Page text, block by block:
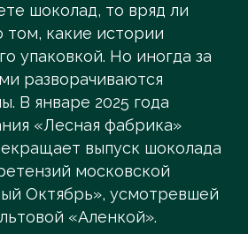
шоколад, то вряд ли
том, какие истории
упаковкой. Но иногда за
разворачиваются
В январе 2025 года
«Лесная фабрика»
выпуск шоколада
московской
Октябрь», усмотревшей
«Аленкой».